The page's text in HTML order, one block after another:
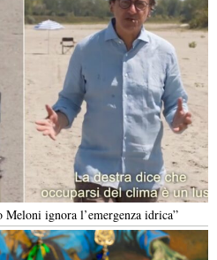
ignora l’emergenza idrica”